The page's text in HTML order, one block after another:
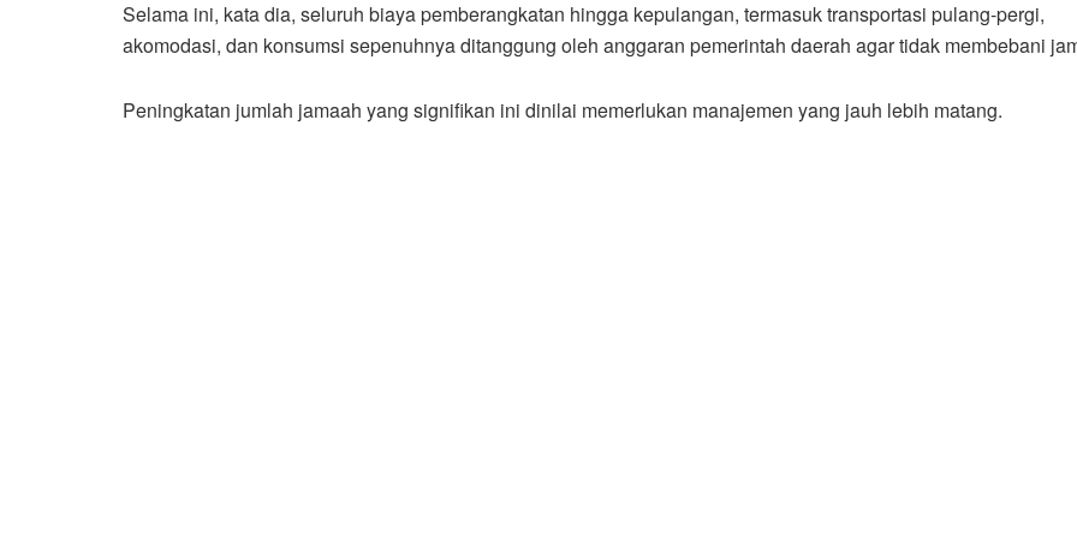
Selama ini, kata dia, seluruh biaya pemberangkatan hingga kepulangan, termasuk transportasi pulang-pergi,
akomodasi, dan konsumsi sepenuhnya ditanggung oleh anggaran pemerintah daerah agar tidak membebani
Peningkatan jumlah jamaah yang signifikan ini dinilai memerlukan manajemen yang jauh lebih matang.